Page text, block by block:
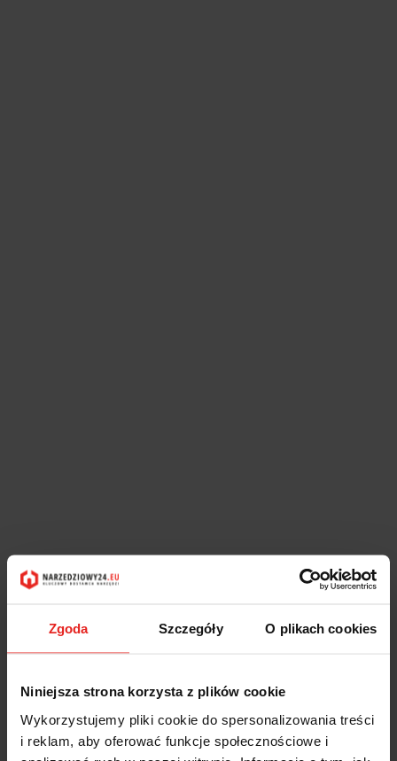
Zgoda Szczegóły O plikach cookies
Niniejsza strona korzysta z plików cookie
Wykorzystujemy pliki cookie do spersonalizowania treści
i reklam, aby oferować funkcje społecznościowe i